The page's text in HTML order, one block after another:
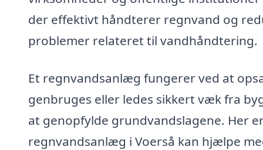
der effektivt håndterer regnvand og
problemer relateret til vandhåndtering.
Et regnvandsanlæg fungerer ved at
genbruges eller ledes sikkert væk fra
at genopfylde grundvandslagene. Her
regnvandsanlæg i Voerså kan hjælpe